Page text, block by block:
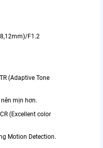
F1.2
(Adaptive Tone
mịn hơn.
(Excellent color
Motion Detection.